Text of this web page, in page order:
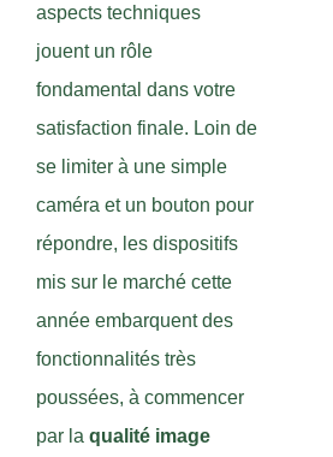
aspects techniques
jouent un rôle
fondamental dans votre
satisfaction finale. Loin de
se limiter à une simple
caméra et un bouton pour
répondre, les dispositifs
mis sur le marché cette
année embarquent des
fonctionnalités très
poussées, à commencer
par la qualité image